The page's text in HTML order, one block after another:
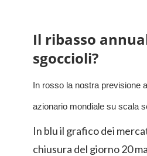
Il ribasso
sgoccioli?
In rosso la nostra previsione
azionario mondiale su scala
In blu il grafico dei
chiusura del giorno 20